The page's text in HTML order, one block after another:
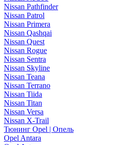
Nissan Pathfinder
Nissan Patrol
Nissan Primera
Nissan Qashqai
Nissan Quest
Nissan Rogue
Nissan Sentra
Nissan Skyline
Nissan Teana
Nissan Terrano
Nissan Tiida
Nissan Titan
Nissan Versa
Nissan X-Trail
Тюнинг Opel | Опель
Opel Antara